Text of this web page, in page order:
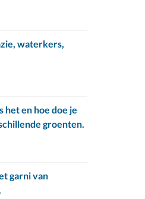
waterkers,
het en hoe doe je
groenten.
garni van